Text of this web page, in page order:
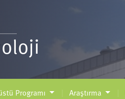
Programı Araştırma